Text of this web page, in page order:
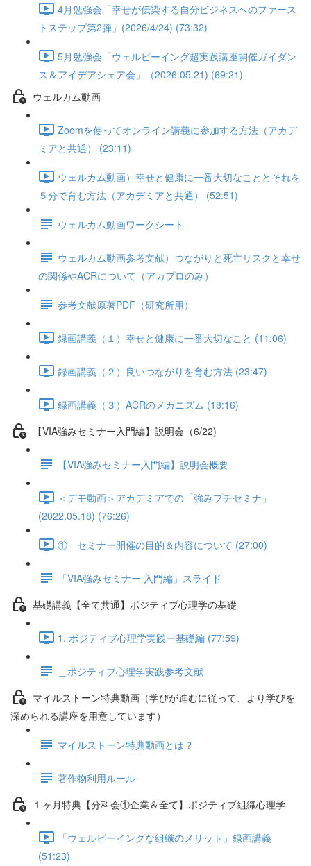
4月勉強会「幸せが伝染する自分ビジネスへのファース
トステップ第2弾」(2026/4/24) (73:32)
5月勉強会「ウェルビーイング超実践講座開催ガイダン
ス＆アイデアシェア会」（2026.05.21) (69:21)
ウェルカム動画
Zoomを使ってオンライン講義に参加する方法（アカデ
ミアと共通） (23:11)
ウェルカム動画）幸せと健康に一番大切なこととそれを
５分で育む方法（アカデミアと共通） (52:51)
ウェルカム動画ワークシート
ウェルカム動画参考文献）つながりと死亡リスクと幸せ
の関係やACRについて（アカプロのみ）
参考文献原著PDF（研究所用）
録画講義（１）幸せと健康に一番大切なこと (11:06)
録画講義（２）良いつながりを育む方法 (23:47)
録画講義（３）ACRのメカニズム (18:16)
【VIA強みセミナー入門編】説明会（6/22)
【VIA強みセミナー入門編】説明会概要
＜デモ動画＞アカデミアでの「強みプチセミナ」
(2022.05.18) (76:26)
① セミナー開催の目的＆内容について (27:00)
「VIA強みセミナー 入門編」スライド
基礎講義【全て共通】ポジティブ心理学の基礎
1. ポジティブ心理学実践ー基礎編 (77:59)
＿ポジティブ心理学実践参考文献
マイルストーン特典動画（学びが進むに従って、より学びを
深められる講座を用意しています）
マイルストーン特典動画とは？
著作物利用ルール
１ヶ月特典【分科会①企業＆全て】ポジティブ組織心理学
「ウェルビーイングな組織のメリット」録画講義
(51:23)